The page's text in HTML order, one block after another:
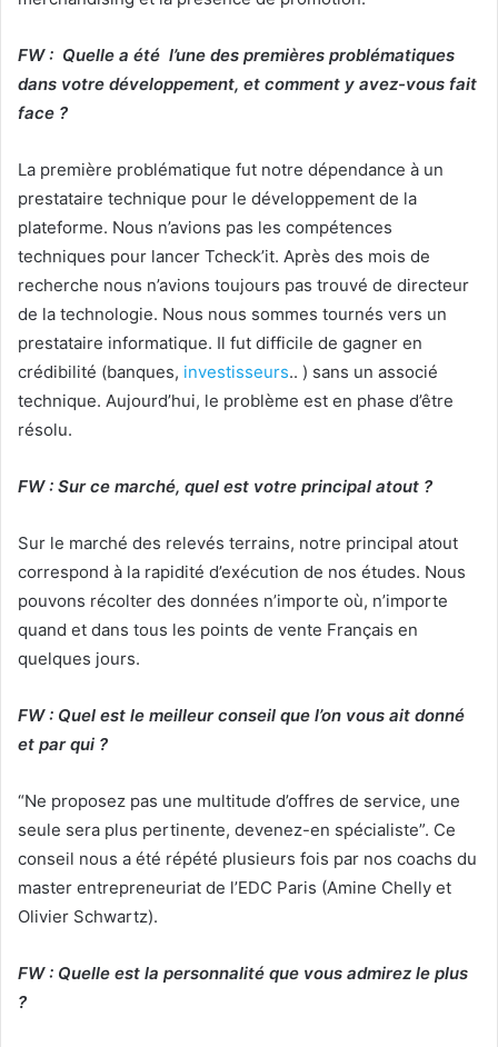
FW : Quelle a été l’une des premières problématiques
dans votre développement, et comment y avez-vous fait
face ?
La première problématique fut notre dépendance à un
prestataire technique pour le développement de la
plateforme. Nous n’avions pas les compétences
techniques pour lancer Tcheck’it. Après des mois de
recherche nous n’avions toujours pas trouvé de directeur
de la technologie. Nous nous sommes tournés vers un
prestataire informatique. Il fut difficile de gagner en
crédibilité (banques, investisseurs.. ) sans un associé
technique. Aujourd’hui, le problème est en phase d’être
résolu.
FW : Sur ce marché, quel est votre principal atout ?
Sur le marché des relevés terrains, notre principal atout
correspond à la rapidité d’exécution de nos études. Nous
pouvons récolter des données n’importe où, n’importe
quand et dans tous les points de vente Français en
quelques jours.
FW : Quel est le meilleur conseil que l’on vous ait donné
et par qui ?
“Ne proposez pas une multitude d’offres de service, une
seule sera plus pertinente, devenez-en spécialiste”. Ce
conseil nous a été répété plusieurs fois par nos coachs du
master entrepreneuriat de l’EDC Paris (Amine Chelly et
Olivier Schwartz).
FW : Quelle est la personnalité que vous admirez le plus
?